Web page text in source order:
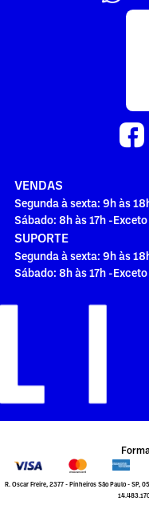
VENDAS
Segunda à sexta: 9h às
Sábado: 8h às 17h -
SUPORTE
Segunda à sexta: 9h às
Sábado: 8h às 17h -
R. Oscar Freire, 2377 - Pinheiros São Paulo - SP,